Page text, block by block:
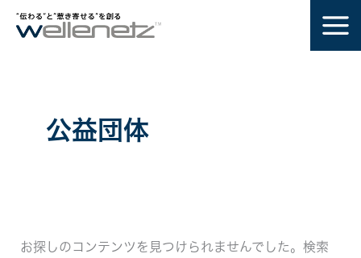
公益団体
お探しのコンテンツを見つけられませんでした。検索